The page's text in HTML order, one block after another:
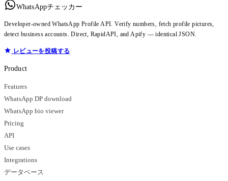
WhatsAppチェッカー
Developer-owned WhatsApp Profile API. Verify numbers, fetch profile pictures,
detect business accounts. Direct, RapidAPI, and Apify — identical JSON.
レビューを投稿する
Product
Features
WhatsApp DP download
WhatsApp bio viewer
Pricing
API
Use cases
Integrations
データベース